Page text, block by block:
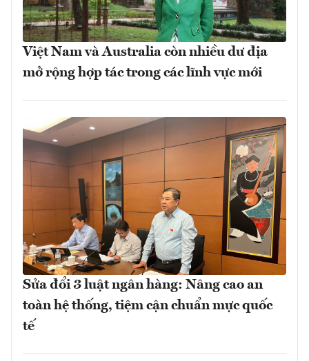
Việt Nam và Australia còn nhiều dư địa
mở rộng hợp tác trong các lĩnh vực mới
Sửa đổi 3 luật ngân hàng: Nâng cao an
toàn hệ thống, tiệm cận chuẩn mực quốc
tế